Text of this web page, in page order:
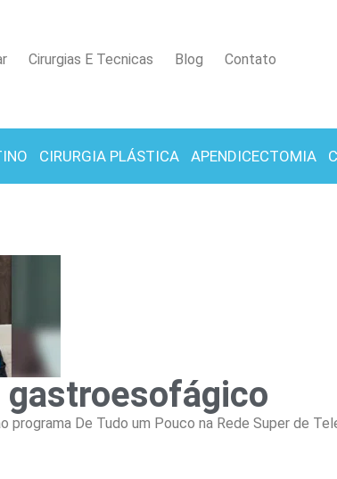
Cirurgias E Tecnicas Blog Contato
CIRURGIA PLÁSTICA APENDICECTOMIA
gastroesofágico
De Tudo um Pouco na Rede Super de